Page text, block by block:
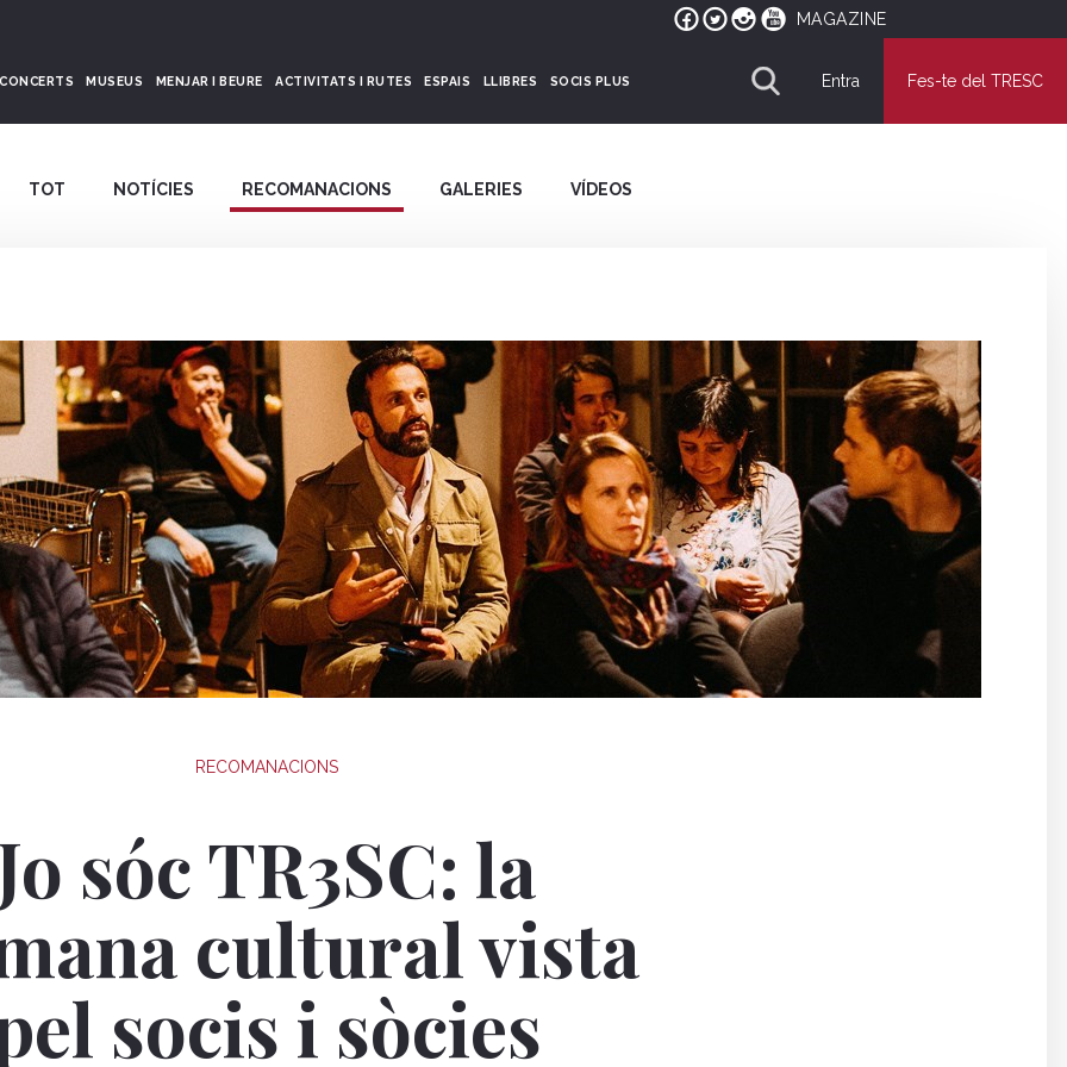
MAGAZINE
CONCERTS MUSEUS MENJAR I BEURE ACTIVITATS I RUTES ESPAIS LLIBRES SOCIS PLUS Entra Fes-te del TRESC
TOT NOTÍCIES RECOMANACIONS GALERIES VÍDEOS
RECOMANACIONS
sóc TR3SC: la
cultural vista
socis i sòcies